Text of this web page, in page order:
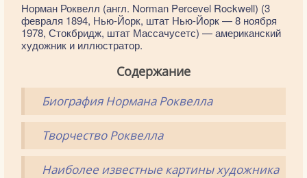
Норман Роквелл (англ. Norman Percevel Rockwell) (3
февраля 1894, Нью-Йорк, штат Нью-Йорк — 8 ноября
1978, Стокбридж, штат Массачусетс) — американский
художник и иллюстратор.
Содержание
Биография Нормана Роквелла
Творчество Роквелла
Наиболее известные картины художника